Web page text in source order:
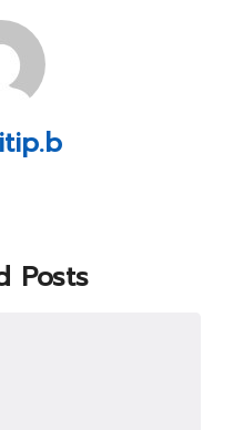
Posts